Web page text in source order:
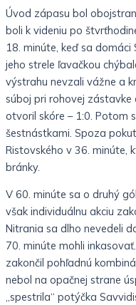
Úvod zápasu bol
boli k videniu po
18. minúte, keď sa
jeho strele ľavačkou
výstrahu nevzali vážne a
súboj pri rohovej zástavke
otvoril skóre – 1:0. Potom
šestnástkami. Spoza
Ristovského v 36. minúte,
bránky.
V 60. minúte sa o druhý
však individuálnu akciu
Nitrania sa dlho nevedeli
70. minúte mohli
zakončil pohľadnú
nebol na opačnej strane
„spestrila“ potýčka